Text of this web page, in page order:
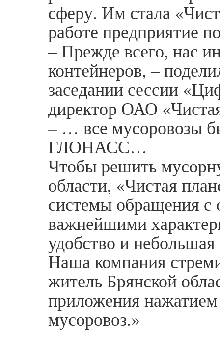
сферу. Им стала
работе предприятие
– Прежде всего, нас
контейнеров, –
заседании сессии
директор ОАО
– … все мусоровозы
ГЛОНАСС…
Чтобы решить
области, «Чистая
системы обращения с
важнейшими
удобство и
Наша компания
житель Брянской
приложения
мусоровоз.»